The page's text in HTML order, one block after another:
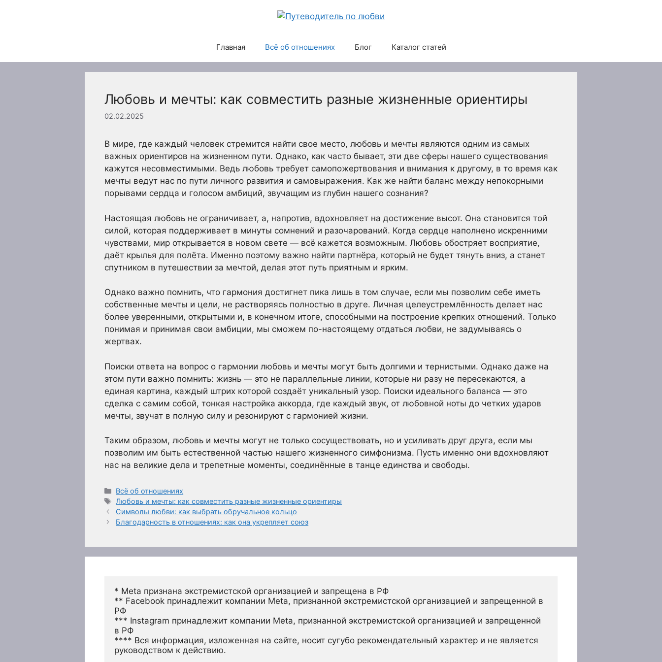
Главная Всё об отношениях Блог Каталог статей
Любовь и мечты: как совместить разные жизненные ориентиры
02.02.2025
В мире, где каждый человек стремится найти свое место, любовь и мечты являются одним из самых
важных ориентиров на жизненном пути. Однако, как часто бывает, эти две сферы нашего существования
кажутся несовместимыми. Ведь любовь требует самопожертвования и внимания к другому, в то время как
мечты ведут нас по пути личного развития и самовыражения. Как же найти баланс между непокорными
порывами сердца и голосом амбиций, звучащим из глубин нашего сознания?
Настоящая любовь не ограничивает, а, напротив, вдохновляет на достижение высот. Она становится той
силой, которая поддерживает в минуты сомнений и разочарований. Когда сердце наполнено искренними
чувствами, мир открывается в новом свете — всё кажется возможным. Любовь обостряет восприятие,
даёт крылья для полёта. Именно поэтому важно найти партнёра, который не будет тянуть вниз, а станет
спутником в путешествии за мечтой, делая этот путь приятным и ярким.
Однако важно помнить, что гармония достигнет пика лишь в том случае, если мы позволим себе иметь
собственные мечты и цели, не растворяясь полностью в друге. Личная целеустремлённость делает нас
более уверенными, открытыми и, в конечном итоге, способными на построение крепких отношений. Только
понимая и принимая свои амбиции, мы сможем по-настоящему отдаться любви, не задумываясь о
жертвах.
Поиски ответа на вопрос о гармонии любовь и мечты могут быть долгими и тернистыми. Однако даже на
этом пути важно помнить: жизнь — это не параллельные линии, которые ни разу не пересекаются, а
единая картина, каждый штрих которой создаёт уникальный узор. Поиски идеального баланса — это
сделка с самим собой, тонкая настройка аккорда, где каждый звук, от любовной ноты до четких ударов
мечты, звучат в полную силу и резонируют с гармонией жизни.
Таким образом, любовь и мечты могут не только сосуществовать, но и усиливать друг друга, если мы
позволим им быть естественной частью нашего жизненного симфонизма. Пусть именно они вдохновляют
нас на великие дела и трепетные моменты, соединённые в танце единства и свободы.
Рубрики
Всё об отношениях
Метки
Любовь и мечты: как совместить разные жизненные ориентиры
Символы любви: как выбрать обручальное кольцо
Благодарность в отношениях: как она укрепляет союз
* Meta признана экстремистской организацией и запрещена в РФ
** Facebook принадлежит компании Meta, признанной экстремистской организацией и запрещенной в
РФ
*** Instagram принадлежит компании Meta, признанной экстремистской организацией и запрещенной
в РФ
**** Вся информация, изложенная на сайте, носит сугубо рекомендательный характер и не является
руководством к действию.